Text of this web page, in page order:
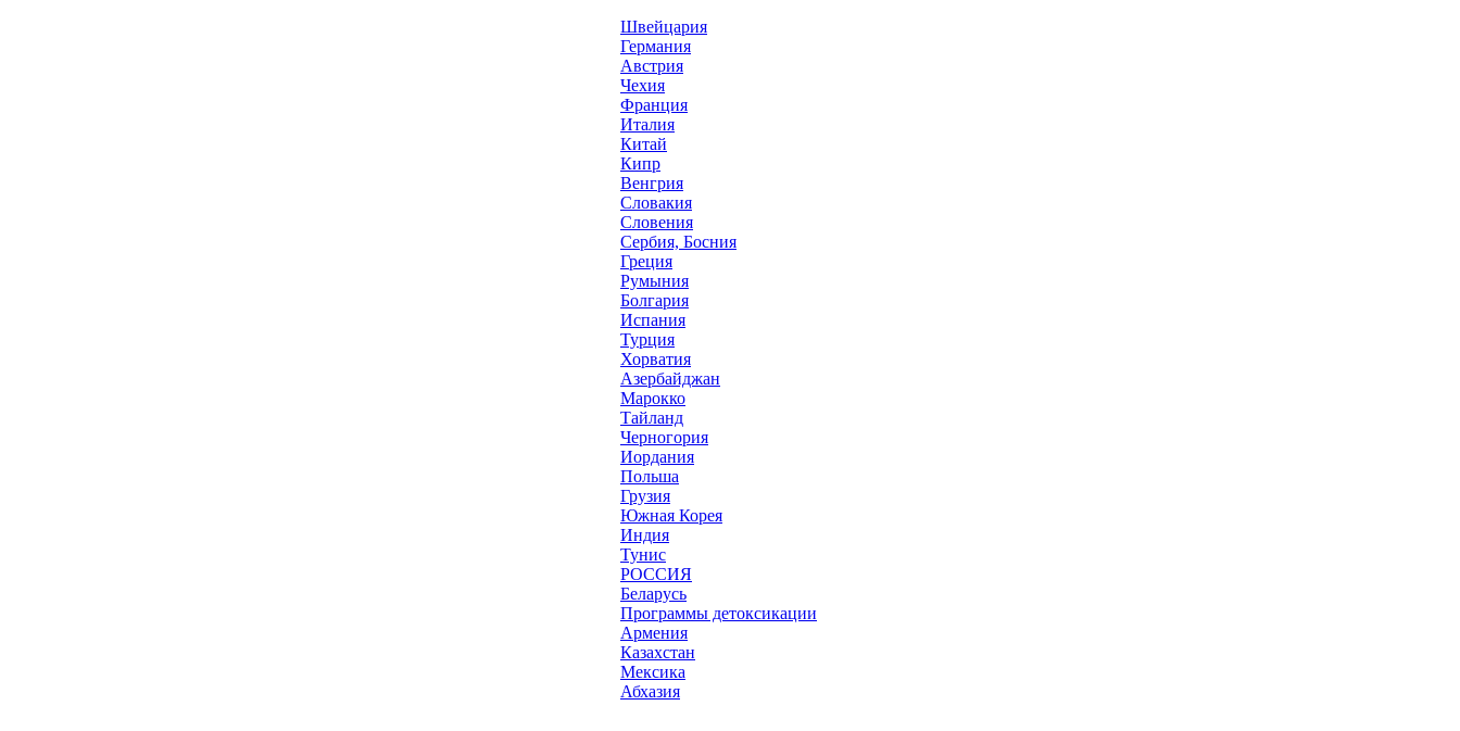
Швейцария
Германия
Австрия
Чехия
Франция
Италия
Китай
Кипр
Венгрия
Словакия
Словения
Сербия, Босния
Греция
Румыния
Болгария
Испания
Турция
Хорватия
Азербайджан
Марокко
Тайланд
Черногория
Иордания
Польша
Грузия
Южная Корея
Индия
Тунис
РОССИЯ
Беларусь
Программы детоксикации
Армения
Казахстан
Мексика
Абхазия